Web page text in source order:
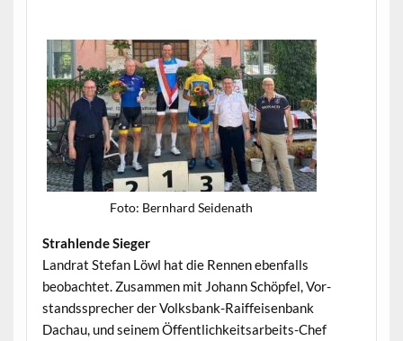
Foto: Bern­hard Seidenath
Strahlende Sieger
Lan­drat Ste­fan Löwl hat die Ren­nen eben­falls
beobachtet. Zusam­men mit Johann Schöpfel, Vor­
standssprech­er der Volks­bank-Raif­feisen­bank
Dachau, und seinem Öffentlichkeit­sar­beits-Chef